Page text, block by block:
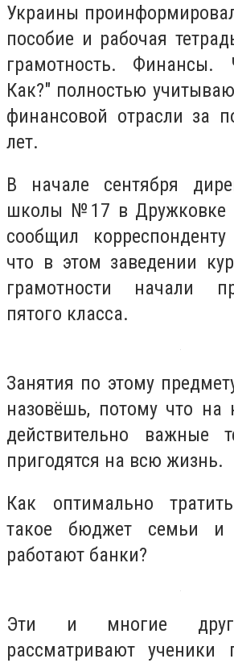
Украины
пособие и рабочая
грамотность. Финансы.
Как?" полностью
финансовой отрасли за
лет.
В начале сентября
школы №17 в Дружковке
сообщил
что в этом заведении
грамотности начали
пятого класса.
Занятия по этому
назовёшь, потому что на
действительно важные
пригодятся на всю жизнь.
Как оптимально
такое бюджет семьи и
работают банки?
Эти и многие
рассматривают ученики